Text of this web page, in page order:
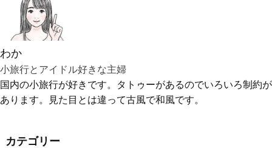
わか
小旅行とアイドル好きな主婦
国内の小旅行が好きです。タトゥーがあるのでいろいろ制約が
あります。見た目とは違って古風で和風です。
カテゴリー